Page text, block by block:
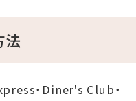
法
・Diner's Club・